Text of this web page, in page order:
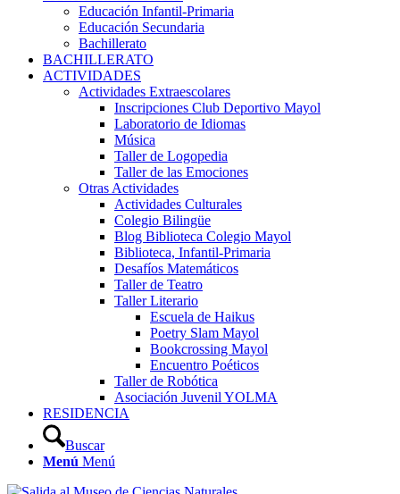
Educación Infantil-Primaria
Educación Secundaria
Bachillerato
BACHILLERATO
ACTIVIDADES
Actividades Extraescolares
Inscripciones Club Deportivo Mayol
Laboratorio de Idiomas
Música
Taller de Logopedia
Taller de las Emociones
Otras Actividades
Actividades Culturales
Colegio Bilingüe
Blog Biblioteca Colegio Mayol
Biblioteca, Infantil-Primaria
Desafíos Matemáticos
Taller de Teatro
Taller Literario
Escuela de Haikus
Poetry Slam Mayol
Bookcrossing Mayol
Encuentro Poéticos
Taller de Robótica
Asociación Juvenil YOLMA
RESIDENCIA
Buscar
Menú Menú